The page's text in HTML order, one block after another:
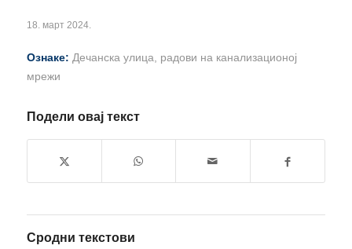
18. март 2024.
Ознаке: Дечанска улица
радови на канализационој
мрежи
Подели овај текст
Сродни текстови